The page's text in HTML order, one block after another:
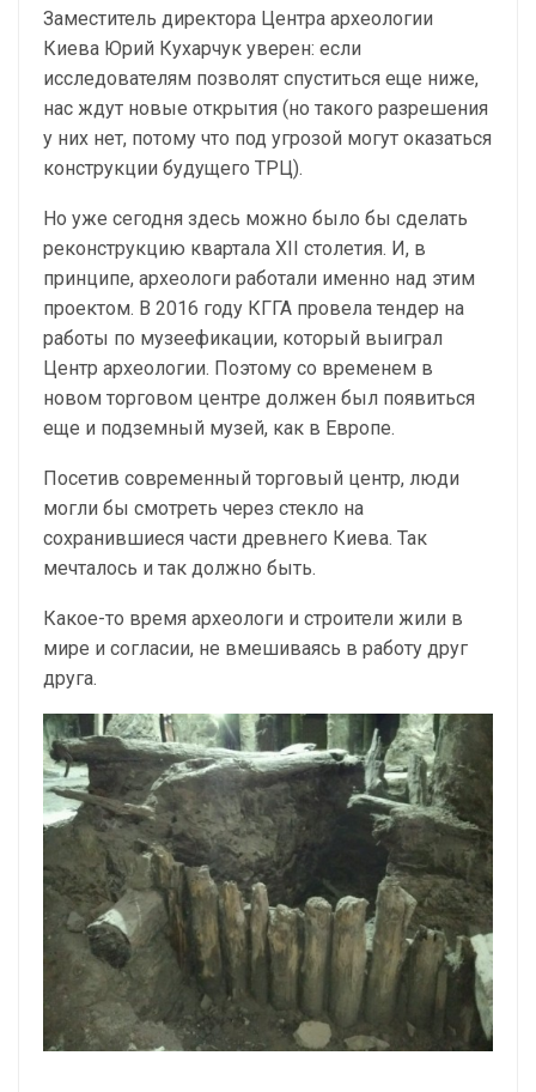
Заместитель директора Центра археологии
Киева Юрий Кухарчук уверен: если
исследователям позволят спуститься еще ниже,
нас ждут новые открытия (но такого разрешения
у них нет, потому что под угрозой могут оказаться
конструкции будущего ТРЦ).
Но уже сегодня здесь можно было бы сделать
реконструкцию квартала XII столетия. И, в
принципе, археологи работали именно над этим
проектом. В 2016 году КГГА провела тендер на
работы по музеефикации, который выиграл
Центр археологии. Поэтому со временем в
новом торговом центре должен был появиться
еще и подземный музей, как в Европе.
Посетив современный торговый центр, люди
могли бы смотреть через стекло на
сохранившиеся части древнего Киева. Так
мечталось и так должно быть.
Какое-то время археологи и строители жили в
мире и согласии, не вмешиваясь в работу друг
друга.